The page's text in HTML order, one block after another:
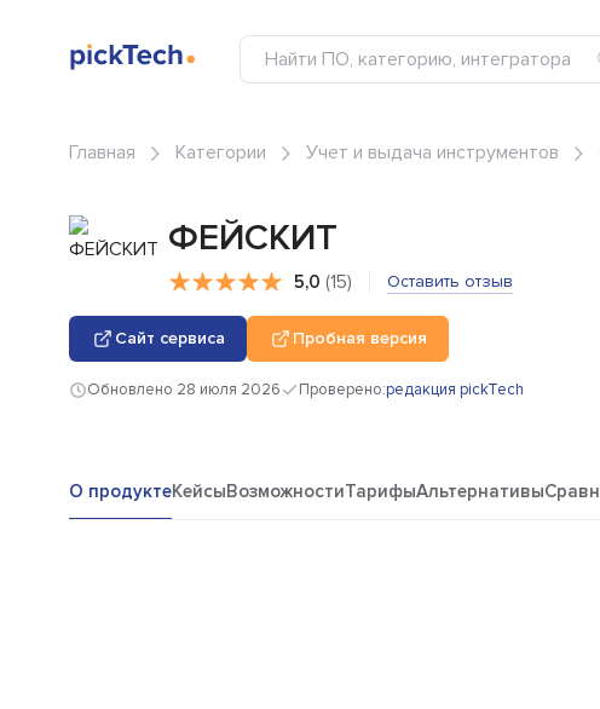
Главная Категории Учет и выдача инструментов
ФЕЙСКИТ
5,0 (15) Оставить отзыв
Сайт сервиса Пробная версия
Обновлено 28 июля 2026 Проверено:редакция pickTech
О продуктеКейсыВозможностиТарифыАльтернативы